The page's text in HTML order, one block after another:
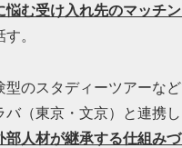
悩む受け入れ先のマッチ
。
型のスタディーツアーな
バ（東京・文京）と連携し
部人材が継承する仕組み